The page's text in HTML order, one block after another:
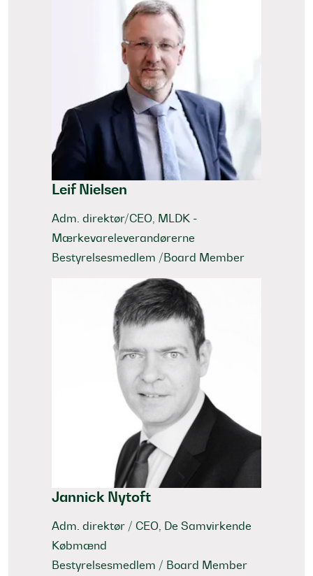
Leif Nielsen
Adm. direktør/CEO, MLDK -
Mærkevareleverandørerne
Bestyrelsesmedlem /Board Member
Jannick Nytoft
Adm. direktør / CEO, De Samvirkende
Købmænd
Bestyrelsesmedlem / Board Member